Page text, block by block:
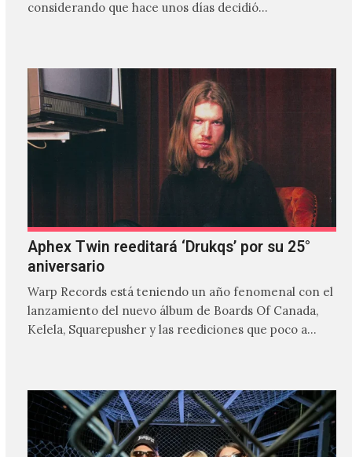
considerando que hace unos días decidió…
Aphex Twin reeditará ‘Drukqs’ por su 25°
aniversario
Warp Records está teniendo un año fenomenal con el
lanzamiento del nuevo álbum de Boards Of Canada,
Kelela, Squarepusher y las reediciones que poco a…